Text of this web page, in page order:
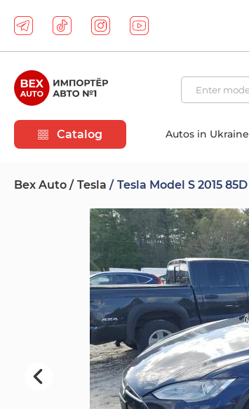
Catalog Autos in Ukraine
Bex Auto Tesla Tesla Model S 2015 85D